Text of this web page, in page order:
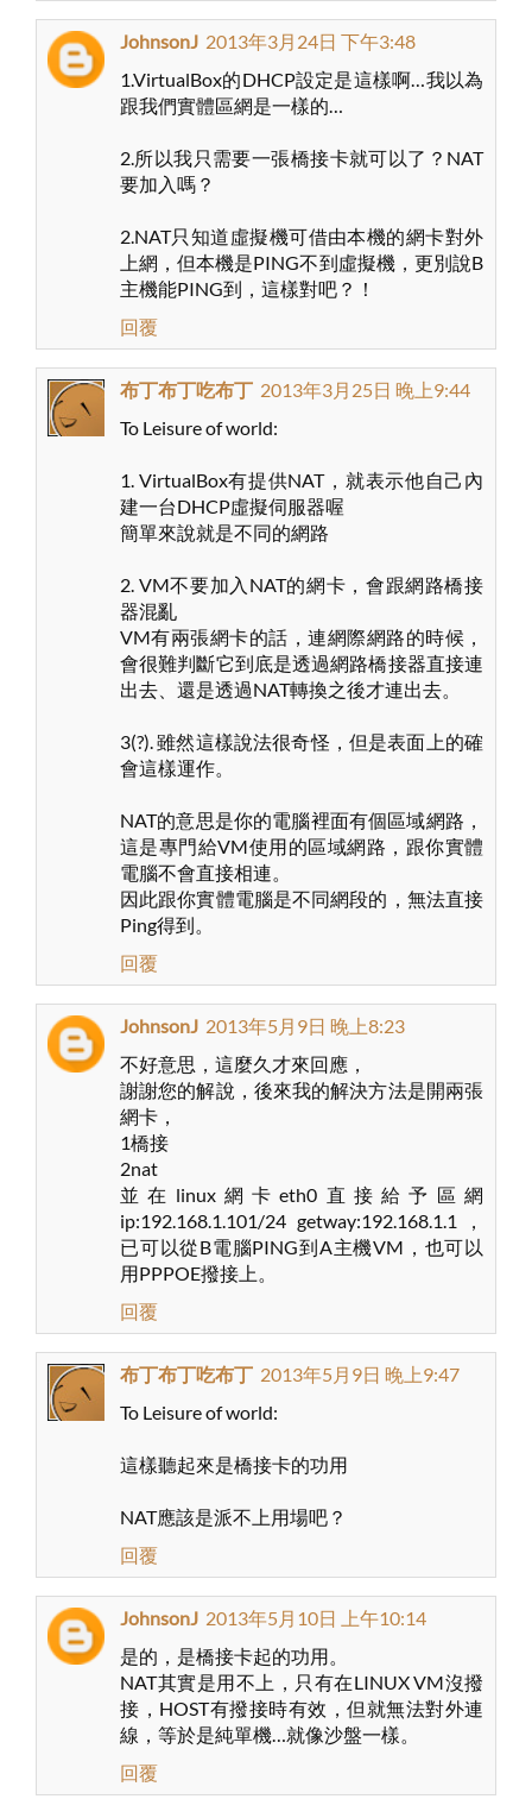
JohnsonJ 2013年3月24日 下午3:48
1.VirtualBox的DHCP設定是這樣啊…我以為
跟我們實體區網是一樣的…
2.所以我只需要一張橋接卡就可以了？NAT
要加入嗎？
2.NAT只知道虛擬機可借由本機的網卡對外
上網，但本機是PING不到虛擬機，更別說B
主機能PING到，這樣對吧？！
回覆
布丁布丁吃布丁 2013年3月25日 晚上9:44
To Leisure of world:
1. VirtualBox有提供NAT，就表示他自己內
建一台DHCP虛擬伺服器喔
簡單來說就是不同的網路
2. VM不要加入NAT的網卡，會跟網路橋接
器混亂
VM有兩張網卡的話，連網際網路的時候，
會很難判斷它到底是透過網路橋接器直接連
出去、還是透過NAT轉換之後才連出去。
3(?). 雖然這樣說法很奇怪，但是表面上的確
會這樣運作。
NAT的意思是你的電腦裡面有個區域網路，
這是專門給VM使用的區域網路，跟你實體
電腦不會直接相連。
因此跟你實體電腦是不同網段的，無法直接
Ping得到。
回覆
JohnsonJ 2013年5月9日 晚上8:23
不好意思，這麼久才來回應，
謝謝您的解說，後來我的解決方法是開兩張
網卡，
1橋接
2nat
並在linux網卡eth0直接給予區網
ip:192.168.1.101/24 getway:192.168.1.1，
已可以從B電腦PING到A主機VM，也可以
用PPPOE撥接上。
回覆
布丁布丁吃布丁 2013年5月9日 晚上9:47
To Leisure of world:
這樣聽起來是橋接卡的功用
NAT應該是派不上用場吧？
回覆
JohnsonJ 2013年5月10日 上午10:14
是的，是橋接卡起的功用。
NAT其實是用不上，只有在LINUX VM沒撥
接，HOST有撥接時有效，但就無法對外連
線，等於是純單機…就像沙盤一樣。
回覆